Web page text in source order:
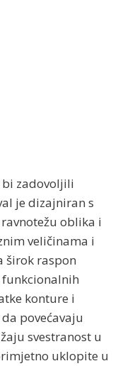
bi zadovoljili
je dizajniran s
oblika i
veličinama i
širok raspon
konture i
povećavaju
svestranost u
uklopite u